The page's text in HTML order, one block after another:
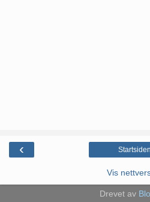
‹ Startsiden
Vis
Drevet av